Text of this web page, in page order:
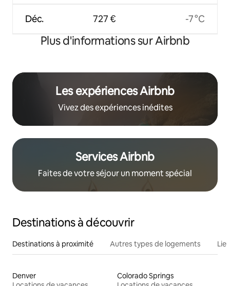
Déc. 727 € -7 °C
Plus d'informations sur Airbnb
Les expériences Airbnb
Vivez des expériences inédites
Services Airbnb
Faites de votre séjour un moment spécial
Destinations à découvrir
Destinations à proximité Autres types de logements
Denver
Colorado Springs